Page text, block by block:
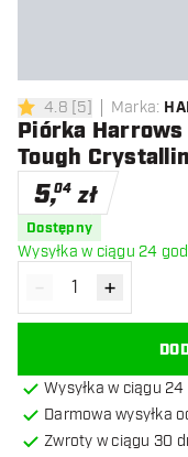
4.8 gwiazdki oceny
4.8 [5] Marka:
Piórka Harrows
Tough
5,04 zł
Dostępny
Wysyłka w ciągu 24
Zmniejsz ilość
- Zwiększ
+
Wysyłka w ciągu 24
Darmowa wysyłka
Zwroty w ciągu 30